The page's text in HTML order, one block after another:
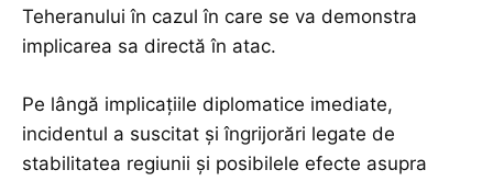
Teheranului în cazul în care se va demonstra
implicarea sa directă în atac.
Pe lângă implicațiile diplomatice imediate,
incidentul a suscitat și îngrijorări legate de
stabilitatea regiunii și posibilele efecte asupra